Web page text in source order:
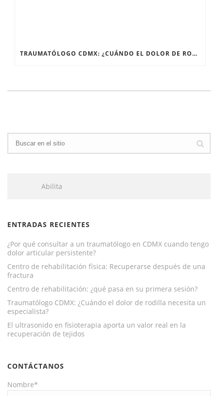
TRAUMATÓLOGO CDMX: ¿CUÁNDO EL DOLOR DE RODILLA NECESITA UN ESPECIALISTA?
Abilita
ENTRADAS RECIENTES
¿Por qué consultar a un traumatólogo en CDMX cuando tengo
dolor articular persistente?
Centro de rehabilitación física: Recuperarse después de una
fractura
Centro de rehabilitación: ¿qué pasa en su primera sesión?
Traumatólogo CDMX: ¿Cuándo el dolor de rodilla necesita un
especialista?
El ultrasonido en fisioterapia aporta un valor real en la
recuperación de tejidos
CONTÁCTANOS
Nombre*